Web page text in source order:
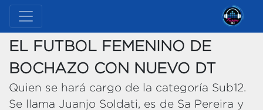
EL FUTBOL FEMENINO DE
BOCHAZO CON NUEVO DT
Quien se hará cargo de la categoría Sub12.
Se llama Juanjo Soldati, es de Sa Pereira y